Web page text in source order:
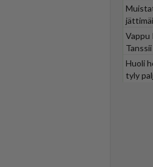
Vappu
Huoli
tyly